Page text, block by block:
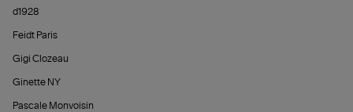
d1928
Feidt Paris
Gigi Clozeau
Ginette NY
Pascale Monvoisin